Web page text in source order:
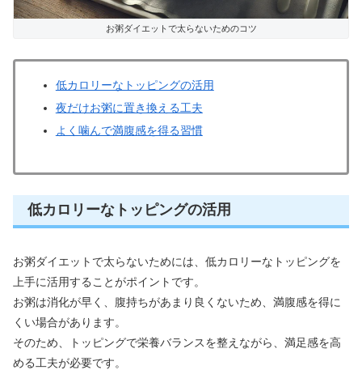
お粥ダイエットで太らないためのコツ
低カロリーなトッピングの活用
夜だけお粥に置き換える工夫
よく噛んで満腹感を得る習慣
低カロリーなトッピングの活用
お粥ダイエットで太らないためには、低カロリーなトッピングを
上手に活用することがポイントです。
お粥は消化が早く、腹持ちがあまり良くないため、満腹感を得に
くい場合があります。
そのため、トッピングで栄養バランスを整えながら、満足感を高
める工夫が必要です。